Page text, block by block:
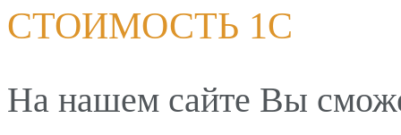
СТОИМОСТЬ 1С
На нашем сайте Вы